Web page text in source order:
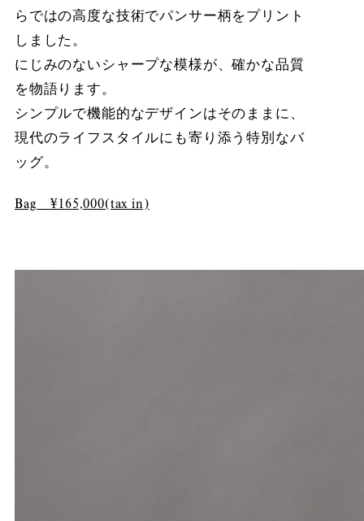
らではの高度な技術でパンサー柄をプリント
しました。
にじみのないシャープな模様が、確かな品質
を物語ります。
シンプルで機能的なデザインはそのままに、
現代のライフスタイルにも寄り添う特別なバ
ッグ。
Bag ¥165,000(tax in)